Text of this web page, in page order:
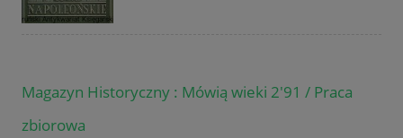
Magazyn Historyczny : Mówią wieki 2'91 / Praca
zbiorowa